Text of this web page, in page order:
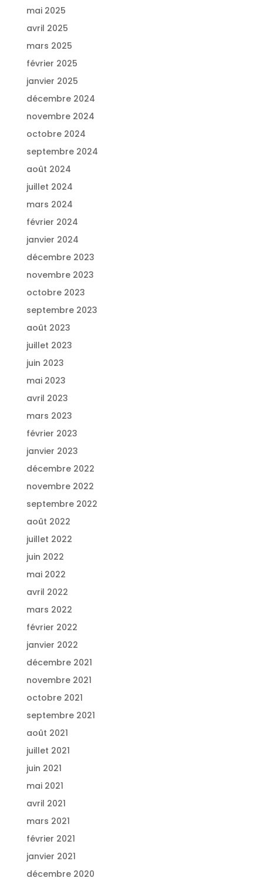
mai 2025
avril 2025
mars 2025
février 2025
janvier 2025
décembre 2024
novembre 2024
octobre 2024
septembre 2024
août 2024
juillet 2024
mars 2024
février 2024
janvier 2024
décembre 2023
novembre 2023
octobre 2023
septembre 2023
août 2023
juillet 2023
juin 2023
mai 2023
avril 2023
mars 2023
février 2023
janvier 2023
décembre 2022
novembre 2022
septembre 2022
août 2022
juillet 2022
juin 2022
mai 2022
avril 2022
mars 2022
février 2022
janvier 2022
décembre 2021
novembre 2021
octobre 2021
septembre 2021
août 2021
juillet 2021
juin 2021
mai 2021
avril 2021
mars 2021
février 2021
janvier 2021
décembre 2020